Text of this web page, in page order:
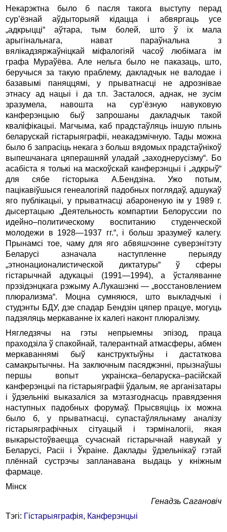
Некарэктна было б пасля такога выступу перад
сур’ёзнай аўдыторыяй кідацца і абвяргаць усе
„адкрыцці“ аўтара, тым болей, што ў іх мала
арыгінальнага, нават параўнальна з
вялікадзяржаўніцкай міфалогіяй часоў любімага ім
графа Мураўёва. Але нельга было не паказаць, што,
беручыся за такую праблему, дакладчык не валодае і
базавымі паняццямі, у прыватнасці не адрознівае
этнасу ад нацыі і да т.п. Засталося, аднак, не зусім
зразумела, навошта на сур’ёзную навуковую
канферэнцыю быў запрошаны дакладчык такой
кваліфікацыі. Магчыма, каб прадстаўляць іншую плынь
беларускай гістарыяграфіі, неакадэмічную. Тады можна
было б запрасіць некага з больш вядомых прадстаўнікоў
выпешчанага цяперашняй уладай „заходнерусізму“. Бо
асабіста я толькі на маскоўскай канферэнцыі і „адкрыў“
для сябе гісторыка А.Бендзіна. Ужо потым,
пацікавіўшыся генеалогіяй падобных поглядаў, адшукаў
яго публікацыі, у прыватнасці абароненую ім у 1989 г.
дысертацыю „Деятельность компартии Белоруссии по
идейно–политическому воспитанию студенческой
молодежи в 1928—1937 гг.“, і больш зразумеў калегу.
Прынамсі тое, чаму для яго абвяшчэнне суверэнітэту
Беларусі азначала наступленне перыяду
„этнонационалистической диктатуры“ ў сферы
гістарычнай адукацыі (1991—1994), а ўсталяванне
прэзідэнцкага рэжыму А.Лукашэнкі — „восстановлением
плюрализма“. Моцна сумняюся, што выкладчыкі і
студэнты БДУ, дзе спадар Бендзін цяпер працуе, могуць
падзяляць меркаванне іх калегі наконт плюралізму.
Нягледзячы на гэты непрыемны эпізод, праца
праходзіла ў спакойнай, талерантнай атмасферы, абмен
меркаваннямі быў канструктыўны і дастаткова
самакрытычны. На заключным пасяджэнні, прызнаўшы
першы вопыт украінска–беларуска–расійскай
канферэнцыі па гістарыяграфіі ўдалым, яе арганізатары
і ўдзельнікі выказаліся за мэтазгоднасць правядзення
наступных падобных форумаў. Прысвяціць іх можна
было б, у прыватнасці, супастаўляльнаму аналізу
гістарыяграфічных сітуацый і тэрміналогіі, якая
выкарыстоўваецца сучаснай гістарычнай навукай у
Беларусі, Расіі і Ўкраіне. Даклады ўдзельнікаў гэтай
плённай сустрэчы запланавана выдаць у кніжным
фармаце.
Мінск
Генадзь Сагановіч
Тэгі: Гiстарыяграфiя, Канферэнцыі